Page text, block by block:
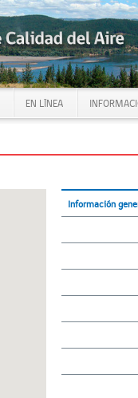
EN LÍNEA
Información